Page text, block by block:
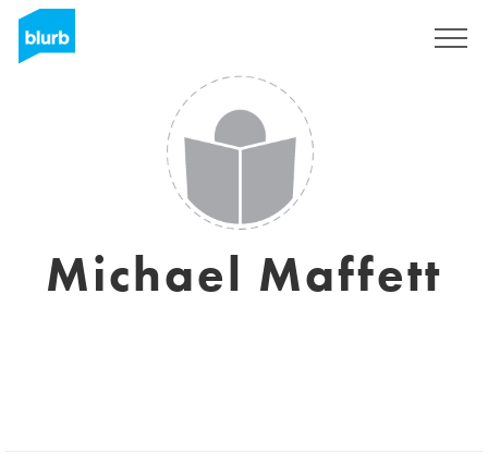
Michael Maffett